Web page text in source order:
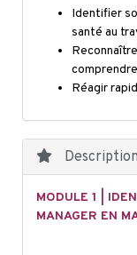
Identifier
santé au
Réagir
Description
MODULE 1 |
MANAGER EN